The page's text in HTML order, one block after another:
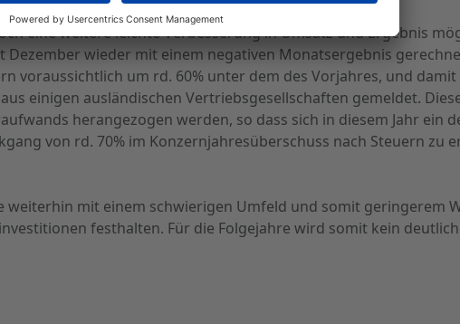
eine weitere leichte Verbesserung in Umsatz und Ergebnis
wieder mit einem negativen Monatsergebnis
voraussichtlich um rd. 60% unter dem des Vorjahres, und damit
einigen ausländischen Vertriebsgesellschaften gemeldet.
herangezogen werden, so dass sich in diesem Jahr ein
von rd. 70% im Konzernjahresüberschuss nach Steuern zu
weiterhin mit einem schwierigen Umfeld und somit geringerem
festhalten. Für die Folgejahre wird somit kein